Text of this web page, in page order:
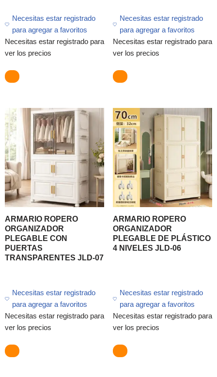
Necesitas estar registrado
para agregar a favoritos
Necesitas estar registrado para
ver los precios
Necesitas estar registrado
para agregar a favoritos
Necesitas estar registrado para
ver los precios
ARMARIO ROPERO
ORGANIZADOR
PLEGABLE CON
PUERTAS
TRANSPARENTES JLD-07
Necesitas estar registrado
para agregar a favoritos
Necesitas estar registrado para
ver los precios
ARMARIO ROPERO
ORGANIZADOR
PLEGABLE DE PLÁSTICO
4 NIVELES JLD-06
Necesitas estar registrado
para agregar a favoritos
Necesitas estar registrado para
ver los precios